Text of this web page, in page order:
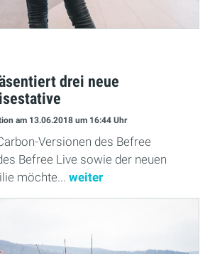
drei neue
am 13.06.2018 um 16:44 Uhr
Versionen des Befree
Befree Live sowie der neuen
möchte... weiter